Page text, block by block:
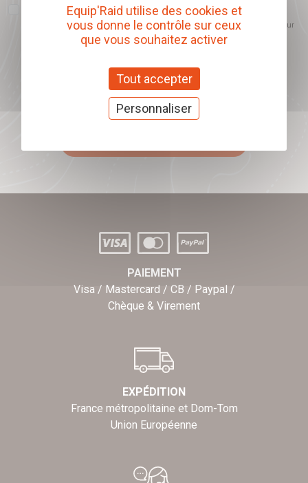
J'accepte que l'ouverture des newsletters soit mesurée, afin de mieux
comprendre les sujets qui m'intéressent et d'améliorer les contenus
proposés. Ce choix est modifiable à tout moment et reste sans incidence sur
Offrez nos chèques
cadeaux
PAIEMENT
Visa / Mastercard / CB / Paypal /
Chèque & Virement
EXPÉDITION
France métropolitaine et Dom-Tom
Union Européenne
Equip'Raid utilise des cookies et
vous donne le contrôle sur ceux
que vous souhaitez activer
Tout accepter
Personnaliser